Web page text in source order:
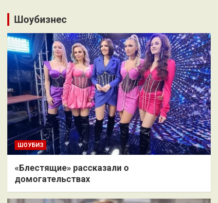
Шоубизнес
ШОУБИЗ
«Блестящие» рассказали о
домогательствах